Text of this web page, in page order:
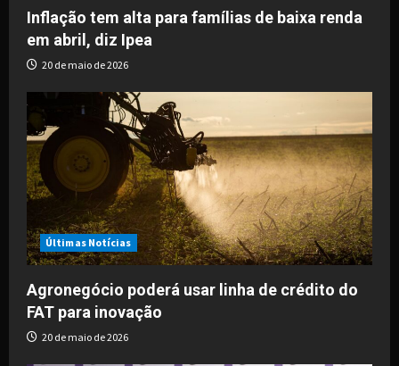
o
n
Inflação tem alta para famílias de baixa renda
em abril, diz Ipea
20 de maio de 2026
Últimas Notícias
Agronegócio poderá usar linha de crédito do
FAT para inovação
20 de maio de 2026